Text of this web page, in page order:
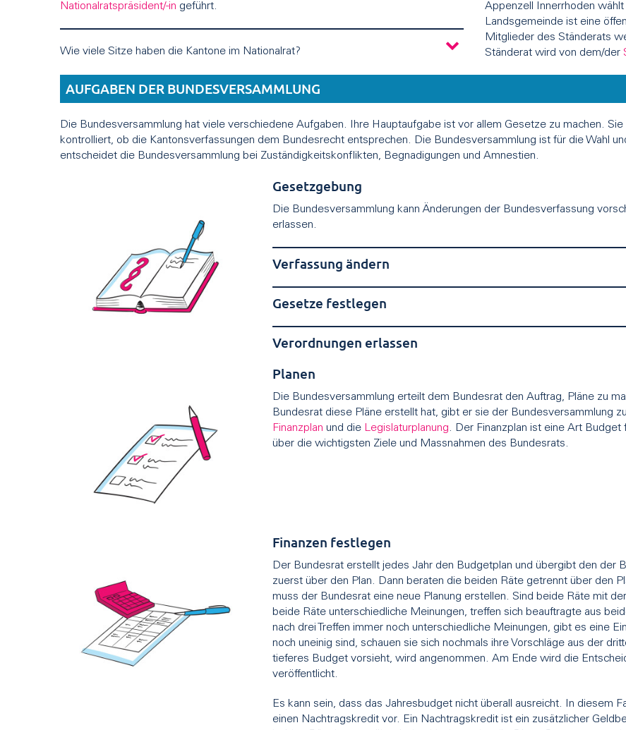
Nationalratspräsident/-in geführt.
Wie viele Sitze haben die Kantone im Nationalrat?
Appenzell Innerrhoden wählt
Landsgemeinde ist eine
Mitglieder des Ständerats
Ständerat wird von dem/der
AUFGABEN DER BUNDESVERSAMMLUNG
Die Bundesversammlung hat viele verschiedene Aufgaben. Ihre Hauptaufgabe ist vor allem Gesetze zu machen.
kontrolliert, ob die Kantonsverfassungen dem Bundesrecht entsprechen. Die Bundesversammlung ist für die Wahl
entscheidet die Bundesversammlung bei Zuständigkeitskonflikten, Begnadigungen und Amnestien.
Gesetzgebung
Die Bundesversammlung kann Änderungen der Bundesverfassung
erlassen.
Verfassung ändern
Gesetze festlegen
Verordnungen erlassen
Planen
Die Bundesversammlung erteilt dem Bundesrat den Auftrag, Pläne zu
Bundesrat diese Pläne erstellt hat, gibt er sie der Bundesversammlung
Finanzplan und die Legislaturplanung. Der Finanzplan ist eine Art
über die wichtigsten Ziele und Massnahmen des Bundesrats.
Finanzen festlegen
Der Bundesrat erstellt jedes Jahr den Budgetplan und übergibt den der
zuerst über den Plan. Dann beraten die beiden Räte getrennt über den
muss der Bundesrat eine neue Planung erstellen. Sind beide Räte mit
beide Räte unterschiedliche Meinungen, treffen sich beauftragte aus
nach drei Treffen immer noch unterschiedliche Meinungen, gibt es eine
noch uneinig sind, schauen sie sich nochmals ihre Vorschläge aus der
tieferes Budget vorsieht, wird angenommen. Am Ende wird die
veröffentlicht.
Es kann sein, dass das Jahresbudget nicht überall ausreicht. In diesem
einen Nachtragskredit vor. Ein Nachtragskredit ist ein zusätzlicher